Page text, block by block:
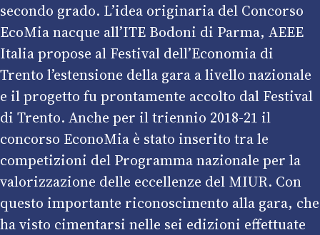
secondo grado. L’idea originaria del Concorso
EcoMia nacque all’ITE Bodoni di Parma, AEEE
Italia propose al Festival dell’Economia di
Trento l’estensione della gara a livello nazionale
e il progetto fu prontamente accolto dal Festival
di Trento. Anche per il triennio 2018-21 il
concorso EconoMia è stato inserito tra le
competizioni del Programma nazionale per la
valorizzazione delle eccellenze del MIUR. Con
questo importante riconoscimento alla gara, che
ha visto cimentarsi nelle sei edizioni effettuate